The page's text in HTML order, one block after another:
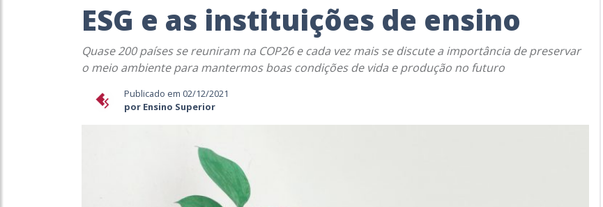
ESG e as instituições de ensino
Quase 200 países se reuniram na COP26 e cada vez mais se discute a importância de preservar
o meio ambiente para mantermos boas condições de vida e produção no futuro
Publicado em 02/12/2021
por Ensino Superior